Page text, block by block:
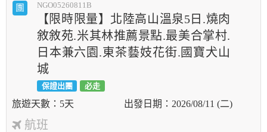
團 NGO05260811B
【限時限量】北陸高山溫泉5日.燒肉
敘敘苑.米其林推薦景點.最美合掌村.
日本兼六園.東茶藝妓花街.國寶犬山
城
保證出團 必走
5天 2026/08/11 (二)
航班